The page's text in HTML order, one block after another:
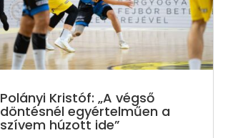
Polányi Kristóf: „A végső
döntésnél egyértelműen a
szívem húzott ide”